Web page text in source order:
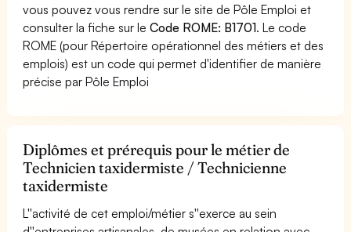
vous pouvez vous rendre sur le site de Pôle Emploi et
consulter la fiche sur leCode ROME: B1701. Le code
ROME (pour Répertoire opérationnel des métiers et des
emplois) est un code qui permet d'identifier de manière
précise par Pôle Emploi
Diplômes et prérequis pour le métier de
Technicien taxidermiste / Technicienne
taxidermiste
L''activité de cet emploi/métier s''exerce au sein